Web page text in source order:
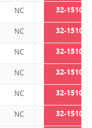
NC 32-1510-
NC 32-1510-
NC 32-1510-
NC 32-1510-
NC 32-1510-
NC 32-1510-